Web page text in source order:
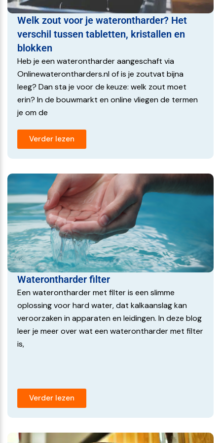
helderder water.
Filterhuis 10 inch verbetering van Waterkwaliteit
Door gebruik te maken van gewikkelde of actieve
koolstoffilters (dieptefilters) in de filterbeker, worden
onzuiverheden en verontreinigingen effectief uit het
water gefilterd. Dit zorgt niet alleen voor beter smakend
en geurloos water, maar draagt ook bij aan een
gezonder leefmilieu. Schoon water is essentieel voor uw
Bescherming van Huishoudelijke Apparaten
Een filterbeker speelt een belangrijke rol in het
beschermen van uw huishoudelijke apparaten. Door het
water te zuiveren en sedimenten te verwijderen,
vermindert de opbouw van kalk en roest in apparaten
zoals wasmachines, vaatwassers en boilers. Dit verlengt
de levensduur van deze apparaten en zorgt ervoor dat
ze efficiënter werken, wat u op de lange termijn geld kan
besparen.
Gezondheid en Veiligheid
Het drinken van schoon, gefilterd water is cruciaal voor
uw gezondheid. Een filterbeker helpt bij het verwijderen
van schadelijke deeltjes en chemische verontreinigingen,
waardoor het risico op gezondheidsproblemen door
vervuild water wordt verminderd. Dit draagt bij aan de
Naast de gezondheidsvoordelen en de bescherming van
uw apparaten, kan een filterbeker ook aanzienlijke
uw huishoudelijke apparaten te verlengen en de
Welk zout voor je waterontharder? Het
verschil tussen tabletten, kristallen en
blokken
Heb je een waterontharder aangeschaft via
Onlinewaterontharders.nl of is je zoutvat bijna
leeg? Dan sta je voor de keuze: welk zout moet
erin? In de bouwmarkt en online vliegen de termen
je om de
Verder lezen
Waterontharder filter
Een waterontharder met filter is een slimme
oplossing voor hard water, dat kalkaanslag kan
veroorzaken in apparaten en leidingen. In deze blog
leer je meer over wat een waterontharder met filter
is,
Verder lezen